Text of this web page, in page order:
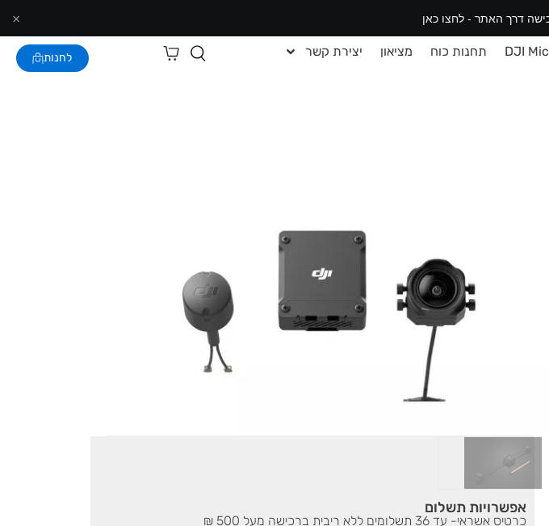
×
DJI Mic תחנות כוח מציאון
יצירת קשר
לחנות
קל משקל, קומפקטי וגמיש להרכבה
אפשרויות תשלום
כרטיס אשראי- עד 36 תשלומים ללא ריבית ברכישה מעל 500 ₪